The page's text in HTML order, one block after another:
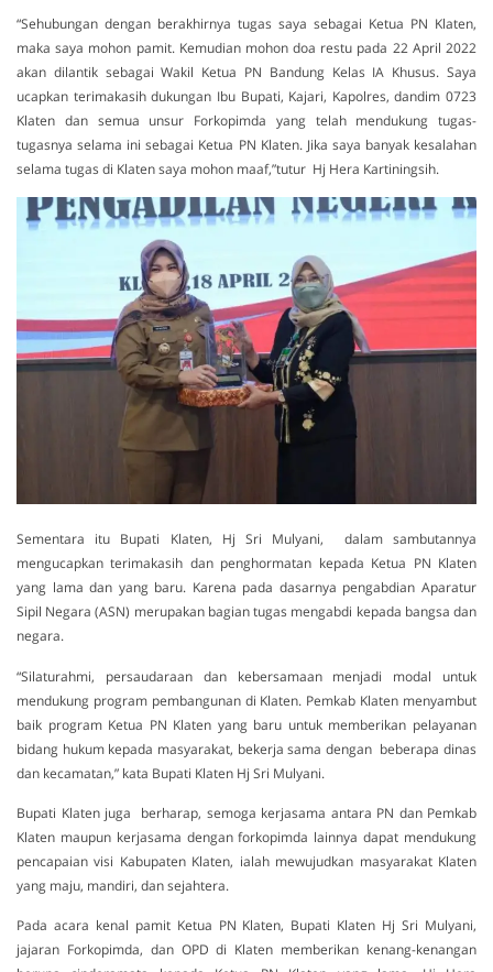
“Sehubungan dengan berakhirnya tugas saya sebagai Ketua PN Klaten,
maka saya mohon pamit. Kemudian mohon doa restu pada 22 April 2022
akan dilantik sebagai Wakil Ketua PN Bandung Kelas IA Khusus. Saya
ucapkan terimakasih dukungan Ibu Bupati, Kajari, Kapolres, dandim 0723
Klaten dan semua unsur Forkopimda yang telah mendukung tugas-
tugasnya selama ini sebagai Ketua PN Klaten. Jika saya banyak kesalahan
selama tugas di Klaten saya mohon maaf,”tutur Hj Hera Kartiningsih.
Sementara itu Bupati Klaten, Hj Sri Mulyani, dalam sambutannya
mengucapkan terimakasih dan penghormatan kepada Ketua PN Klaten
yang lama dan yang baru. Karena pada dasarnya pengabdian Aparatur
Sipil Negara (ASN) merupakan bagian tugas mengabdi kepada bangsa dan
negara.
“Silaturahmi, persaudaraan dan kebersamaan menjadi modal untuk
mendukung program pembangunan di Klaten. Pemkab Klaten menyambut
baik program Ketua PN Klaten yang baru untuk memberikan pelayanan
bidang hukum kepada masyarakat, bekerja sama dengan beberapa dinas
dan kecamatan,” kata Bupati Klaten Hj Sri Mulyani.
Bupati Klaten juga berharap, semoga kerjasama antara PN dan Pemkab
Klaten maupun kerjasama dengan forkopimda lainnya dapat mendukung
pencapaian visi Kabupaten Klaten, ialah mewujudkan masyarakat Klaten
yang maju, mandiri, dan sejahtera.
Pada acara kenal pamit Ketua PN Klaten, Bupati Klaten Hj Sri Mulyani,
jajaran Forkopimda, dan OPD di Klaten memberikan kenang-kenangan